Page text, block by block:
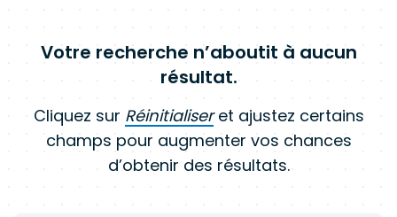
Votre recherche n’aboutit à aucun
résultat.
Cliquez sur Réinitialiseret ajustez certains
champs pour augmenter vos chances
d’obtenir des résultats.